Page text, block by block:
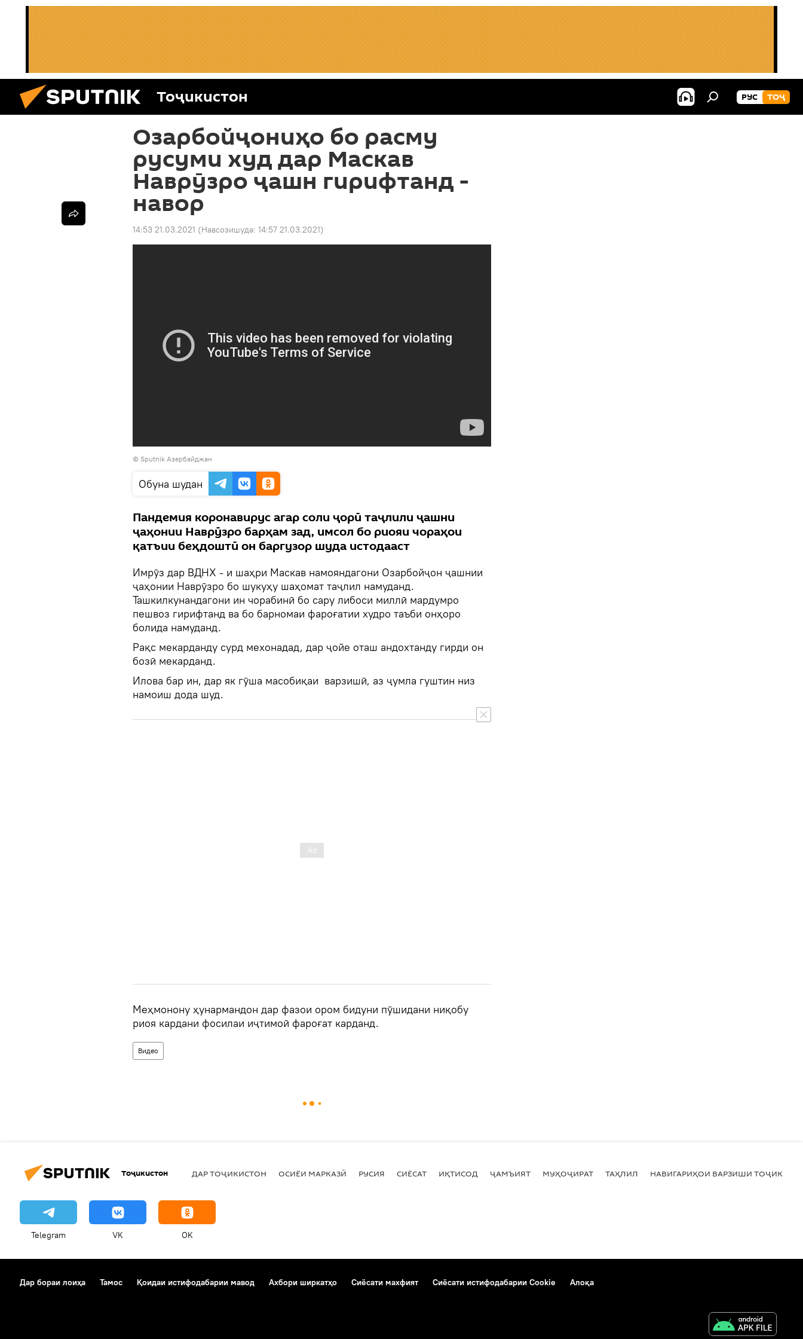
Тоҷикистон РУС ТОҶ
Озарбойҷониҳо бо расму
русуми худ дар Маскав
Наврӯзро ҷашн гирифтанд -
навор
14:53 21.03.2021 (Навсозишуда: 14:57 21.03.2021)
© Sputnik Азербайджан
Обуна шудан
Пандемия коронавирус агар соли ҷорӣ таҷлили ҷашни
ҷаҳонии Наврӯзро барҳам зад, имсол бо риояи чораҳои
қатъии беҳдоштӣ он баргузор шуда истодааст
Имрӯз дар ВДНХ - и шаҳри Маскав намояндагони Озарбойҷон ҷашнии
ҷаҳонии Наврӯзро бо шукуҳу шаҳомат таҷлил намуданд.
Ташкилкунандагони ин чорабинӣ бо сару либоси миллӣ мардумро
пешвоз гирифтанд ва бо барномаи фароғатии худро таъби онҳоро
болида намуданд.
Рақс мекарданду сурд мехонадад, дар ҷойе оташ андохтанду гирди он
бозӣ мекарданд.
Илова бар ин, дар як гӯша масобиқаи варзишӣ, аз ҷумла гуштин низ
намоиш дода шуд.
Меҳмонону ҳунармандон дар фазои ором бидуни пӯшидани ниқобу
риоя кардани фосилаи иҷтимоӣ фароғат карданд.
Видео
Тоҷикистон ДАР ТОҶИКИСТОН ОСИЁИ МАРКАЗӢ РУСИЯ СИЁСАТ ИҚТИСОД ҶАМЪИЯТ МУҲОҶИРАТ ТАҲЛИЛ НАВИГАРИҲОИ ВАРЗИШИ
Telegram VK OK
Дар бораи лоиҳа Тамос Қоидаи истифодабарии мавод Ахбори ширкатҳо Сиёсати махфият Сиёсати истифодабарии Cookie Алоқа